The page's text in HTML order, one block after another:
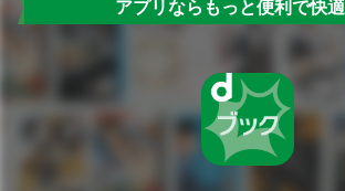
アプリならもっと便利で快適